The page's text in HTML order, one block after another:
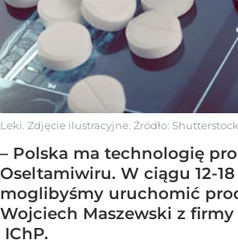
Leki. Zdjęcie ilustracyjne. Źródło: Shutterstock
– Polska ma technologię
Oseltamiwiru. W ciągu 12-
moglibyśmy uruchomić
Wojciech Maszewski z firmy
IChP.